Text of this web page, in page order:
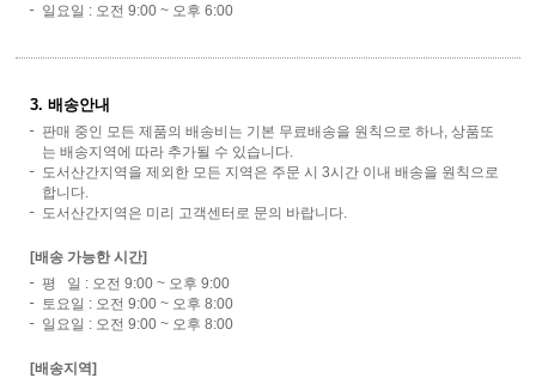
일요일 : 오전 9:00 ~ 오후 6:00
3. 배송안내
판매 중인 모든 제품의 배송비는 기본 무료배송을 원칙으로 하나, 상품또
는 배송지역에 따라 추가될 수 있습니다.
도서산간지역을 제외한 모든 지역은 주문 시 3시간 이내 배송을 원칙으로
합니다.
도서산간지역은 미리 고객센터로 문의 바랍니다.
[배송 가능한 시간]
평 일 : 오전 9:00 ~ 오후 9:00
토요일 : 오전 9:00 ~ 오후 8:00
일요일 : 오전 9:00 ~ 오후 8:00
[배송지역]